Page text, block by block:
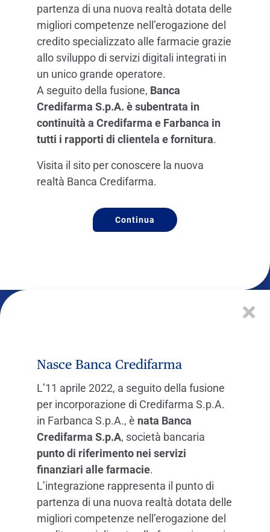
partenza di una nuova realtà dotata delle
migliori competenze nell’erogazione del
credito specializzato alle farmacie grazie
allo sviluppo di servizi digitali integrati in
un unico grande operatore.
A seguito della fusione, Banca
Credifarma S.p.A. è subentrata in
continuità a Credifarma e Farbanca in
tutti i rapporti di clientela e fornitura.
Visita il sito per conoscere la nuova
realtà Banca Credifarma.
Continua
Nasce Banca Credifarma
L’11 aprile 2022, a seguito della fusione
per incorporazione di Credifarma S.p.A.
in Farbanca S.p.A., è nata Banca
Credifarma S.p.A, società bancaria
punto di riferimento nei servizi
finanziari alle farmacie.
L’integrazione rappresenta il punto di
partenza di una nuova realtà dotata delle
migliori competenze nell’erogazione del